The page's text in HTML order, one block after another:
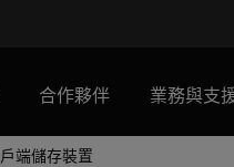
合作夥伴 業務與支
端儲存裝置